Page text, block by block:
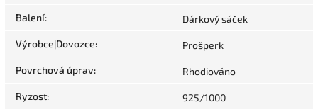
Balení: Dárkový sáček
Výrobce|Dovozce: Prošperk
Povrchová úprav: Rhodiováno
Ryzost: 925/1000